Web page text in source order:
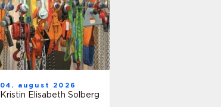
04. august 2026
Kristin Elisabeth Solberg